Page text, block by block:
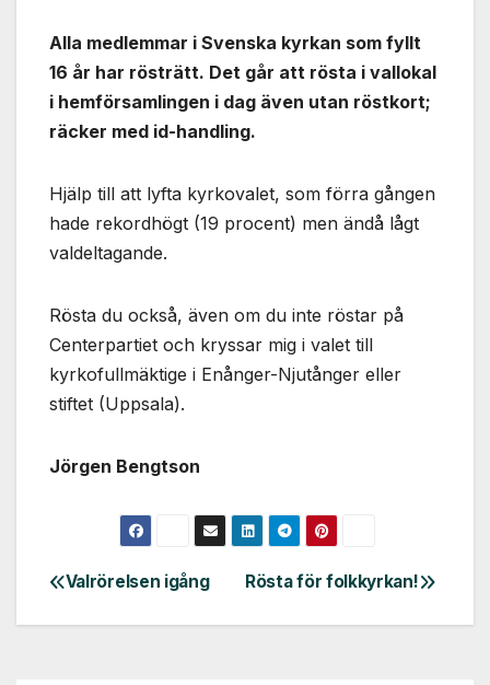
Alla medlemmar i Svenska kyrkan som fyllt
16 år har rösträtt. Det går att rösta i vallokal
i hemförsamlingen i dag även utan röstkort;
räcker med id-handling.
Hjälp till att lyfta kyrkovalet, som förra gången
hade rekordhögt (19 procent) men ändå lågt
valdeltagande.
Rösta du också, även om du inte röstar på
Centerpartiet och kryssar mig i valet till
kyrkofullmäktige i Enånger-Njutånger eller
stiftet (Uppsala).
Jörgen Bengtson
Inläggsnavigering
Rösta för folkkyrkan!
Valrörelsen igång